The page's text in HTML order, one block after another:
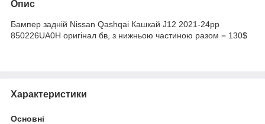
Опис
Бампер задній Nissan Qashqai Кашкай J12 2021-24рр
850226UA0H оригінал бв, з нижньою частиною разом = 130$
Характеристики
Основні